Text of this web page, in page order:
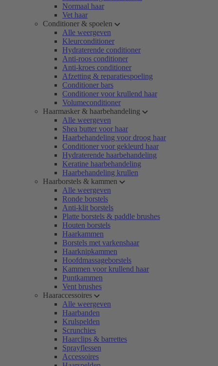
Normaal haar
Vet haar
Conditioner & spoelen
Alle weergeven
Kleurconditioner
Hydraterende conditioner
Anti-roos conditioner
Anti-kroes conditioner
Afzetting & reparatiespoeling
Conditioner bars
Conditioner voor krullend haar
Volumeconditioner
Haarmasker & haarbehandeling
Alle weergeven
Shea butter voor haar
Haarbehandeling voor droog haar
Conditioner voor gekleurd haar
Hydraterende haarbehandeling
Keratine haarbehandeling
Haarbehandeling krullen
Haarborstels & kammen
Alle weergeven
Ronde borstels
Anti-klit borstels
Platte borstels & paddle brushes
Houten borstels
Haarkammen
Borstels met varkenshaar
Haarknipkammen
Hoofdmassageborstels
Kammen voor krullend haar
Puntkammen
Vent brushes
Haaraccessoires
Alle weergeven
Haarbanden
Krulspelden
Scrunchies
Haarclips & barrettes
Sprayflessen
Accessoires